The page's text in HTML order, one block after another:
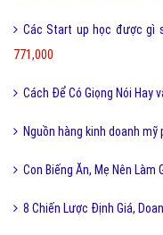
Các Start up học được gì
771,000
Cách Để Có Giọng Nói Hay
Nguồn hàng kinh doanh mỹ
Con Biếng Ăn, Mẹ Nên Làm
8 Chiến Lược Định Giá,